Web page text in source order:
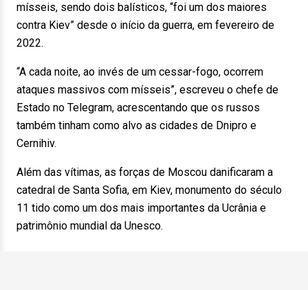
mísseis, sendo dois balísticos, “foi um dos maiores
contra Kiev” desde o início da guerra, em fevereiro de
2022.
“A cada noite, ao invés de um cessar-fogo, ocorrem
ataques massivos com mísseis”, escreveu o chefe de
Estado no Telegram, acrescentando que os russos
também tinham como alvo as cidades de Dnipro e
Cernihiv.
Além das vítimas, as forças de Moscou danificaram a
catedral de Santa Sofia, em Kiev, monumento do século
11 tido como um dos mais importantes da Ucrânia e
patrimônio mundial da Unesco.